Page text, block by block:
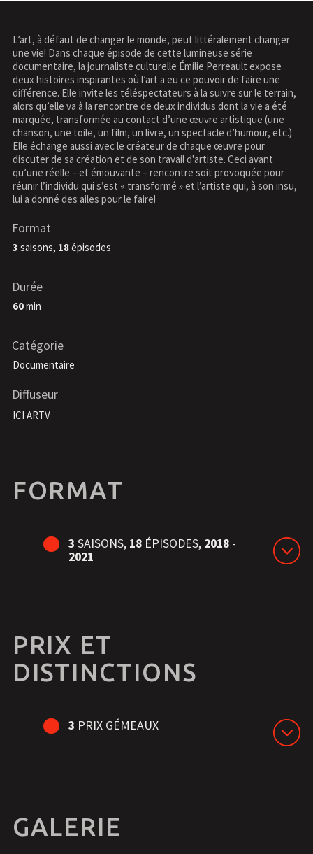
L’art, à défaut de changer le monde, peut littéralement changer
une vie! Dans chaque épisode de cette lumineuse série
documentaire, la journaliste culturelle Émilie Perreault expose
deux histoires inspirantes où l’art a eu ce pouvoir de faire une
différence. Elle invite les téléspectateurs à la suivre sur le terrain,
alors qu’elle va à la rencontre de deux individus dont la vie a été
marquée, transformée au contact d’une œuvre artistique (une
chanson, une toile, un film, un livre, un spectacle d’humour, etc.).
Elle échange aussi avec le créateur de chaque œuvre pour
discuter de sa création et de son travail d'artiste. Ceci avant
qu’une réelle – et émouvante – rencontre soit provoquée pour
réunir l’individu qui s’est « transformé » et l’artiste qui, à son insu,
lui a donné des ailes pour le faire!
Format
3 saisons, 18épisodes
Durée
60min
Catégorie
Documentaire
Diffuseur
ICI ARTV
FORMAT
3 SAISONS, 18 ÉPISODES, 2018-
2021
PRIX ET
DISTINCTIONS
3 PRIX GÉMEAUX
GALERIE